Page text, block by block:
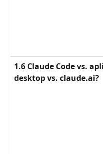
1.6 Claude Code vs.
desktop vs. claude.ai?